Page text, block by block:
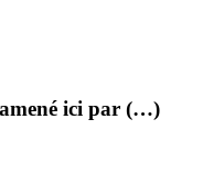
ici par (…)